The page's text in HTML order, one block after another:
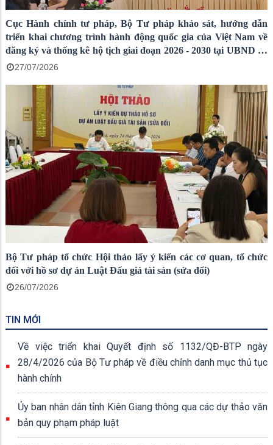
Cục Hành chính tư pháp, Bộ Tư pháp khảo sát, hướng dẫn
triển khai chương trình hành động quốc gia của Việt Nam về
đăng ký và thống kê hộ tịch giai đoạn 2026 - 2030 tại UBND xã
Sơn Kiên và UBND xã Cù Lao Giêng
27/07/2026
Bộ Tư pháp tổ chức Hội thảo lấy ý kiến các cơ quan, tổ chức
đối với hồ sơ dự án Luật Đấu giá tài sản (sửa đổi)
26/07/2026
TIN MỚI
Về việc triển khai Quyết định số 1132/QĐ-BTP ngày
28/4/2026 của Bộ Tư pháp về điều chỉnh danh mục thủ tục
hành chính
Ủy ban nhân dân tỉnh Kiên Giang thông qua các dự thảo văn
bản quy phạm pháp luật